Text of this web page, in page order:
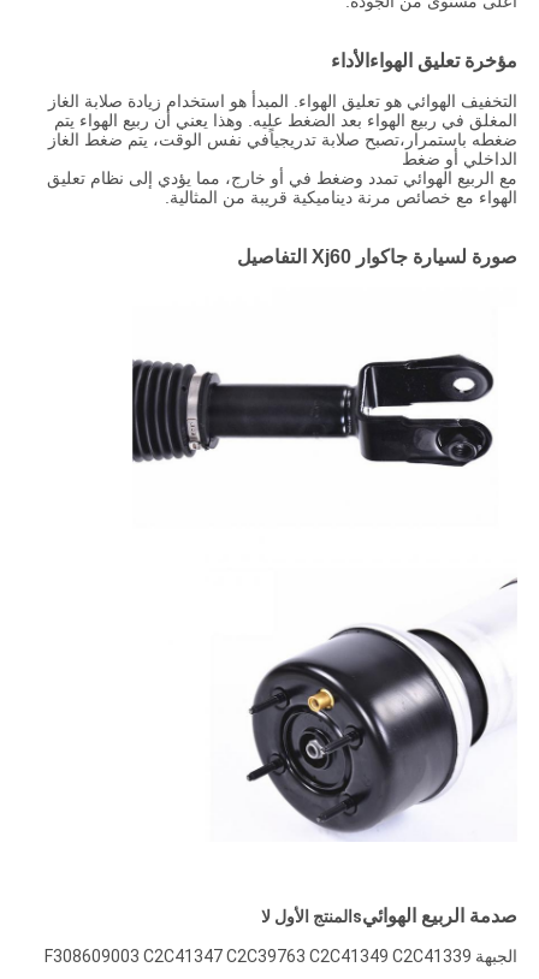
مؤخرة تعليق الهواء الأداء
التخفيف الهوائي هو تعليق الهواء. المبدأ هو استخدام زيادة صلابة الغاز
المغلق في ربيع الهواء بعد الضغط عليه. وهذا يعني أن ربيع الهواء يتم
ضغطه باستمرار،تصبح صلابة تدريجياًفي نفس الوقت، يتم ضغط الغاز
الداخلي أو ضغط
مع الربيع الهوائي تمدد وضغط في أو خارج، مما يؤدي إلى نظام تعليق
الهواء مع خصائص مرنة ديناميكية قريبة من المثالية.
صورة لسيارة جاكوار Xj60 التفاصيل
صدمة الربيع الهوائيs المنتج الأول لا
الجبهة F308609003 C2C41347 C2C39763 C2C41349 C2C41339